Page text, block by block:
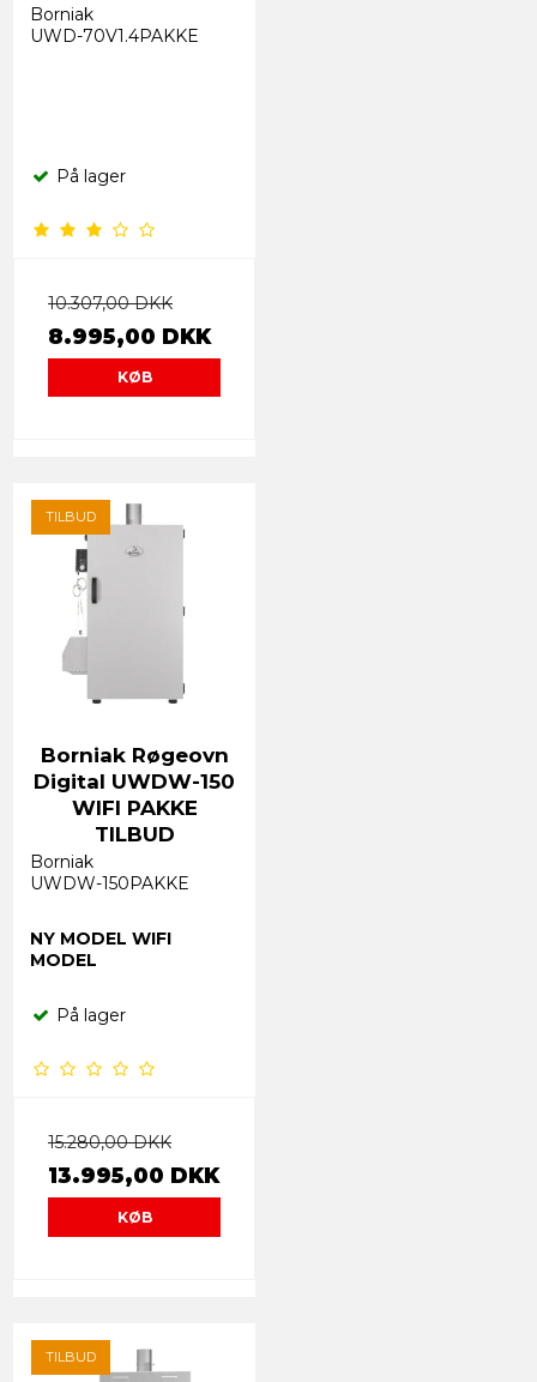
Borniak
UWD-70V1.4PAKKE
På lager
10.307,00 DKK
8.995,00 DKK
KØB
TILBUD
Borniak Røgeovn
Digital UWDW-150
WIFI PAKKE
TILBUD
Borniak
UWDW-150PAKKE
NY MODEL WIFI
MODEL
På lager
15.280,00 DKK
13.995,00 DKK
KØB
TILBUD